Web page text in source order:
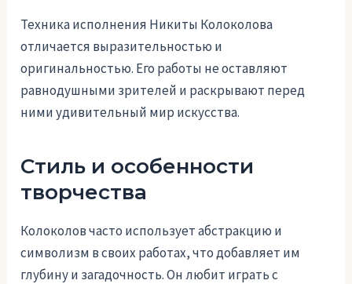
Техника исполнения Никиты Колоколова
отличается выразительностью и
оригинальностью. Его работы не оставляют
равнодушными зрителей и раскрывают перед
ними удивительный мир искусства.
Стиль и особенности
творчества
Колоколов часто использует абстракцию и
символизм в своих работах, что добавляет им
глубину и загадочность. Он любит играть с